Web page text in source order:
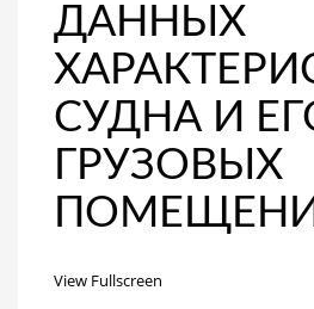
ДАННЫХ
СУДНА И
ГРУЗОВЫХ
View Fullscreen